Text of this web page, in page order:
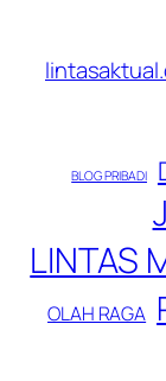
konten
BLOG PRIBADI
LINTAS
OLAH RAGA